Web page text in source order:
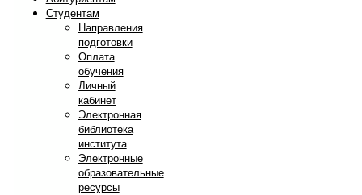
Студентам
Направления
подготовки
Оплата
обучения
Личный
кабинет
Электронная
библиотека
института
Электронные
образовательные
ресурсы